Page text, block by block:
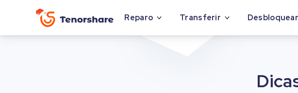
Reparo Transferir Desbloquear